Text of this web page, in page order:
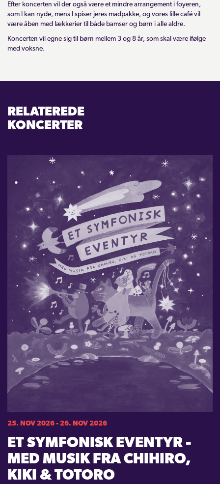
Efter koncerten vil der også være et mindre arrangement i foyeren,
som I kan nyde, mens I spiser jeres madpakke, og vores lille café vil
være åben med lækkerier til både bamser og børn i alle aldre.
Koncerten vil egne sig til børn mellem 3 og 8 år, som skal være ifølge
med voksne.
RELATEREDE
KONCERTER
25. NOV 2026 - 26. NOV 2026
ET SYMFONISK EVENTYR -
MED MUSIK FRA CHIHIRO,
KIKI & TOTORO